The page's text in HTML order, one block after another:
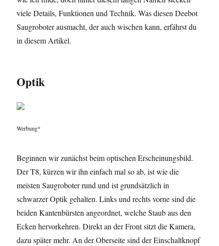
viele Details, Funktionen und Technik. Was diesen Deebot
Saugroboter ausmacht, der auch wischen kann, erfährst du
in diesem Artikel.
Optik
Werbung*
Beginnen wir zunächst beim optischen Erscheinungsbild.
Der T8, kürzen wir ihn einfach mal so ab, ist wie die
meisten Saugroboter rund und ist grundsätzlich in
schwarzer Optik gehalten. Links und rechts vorne sind die
beiden Kantenbürsten angeordnet, welche Staub aus den
Ecken hervorkehren. Direkt an der Front sitzt die Kamera,
dazu später mehr. An der Oberseite sind der Einschaltknopf